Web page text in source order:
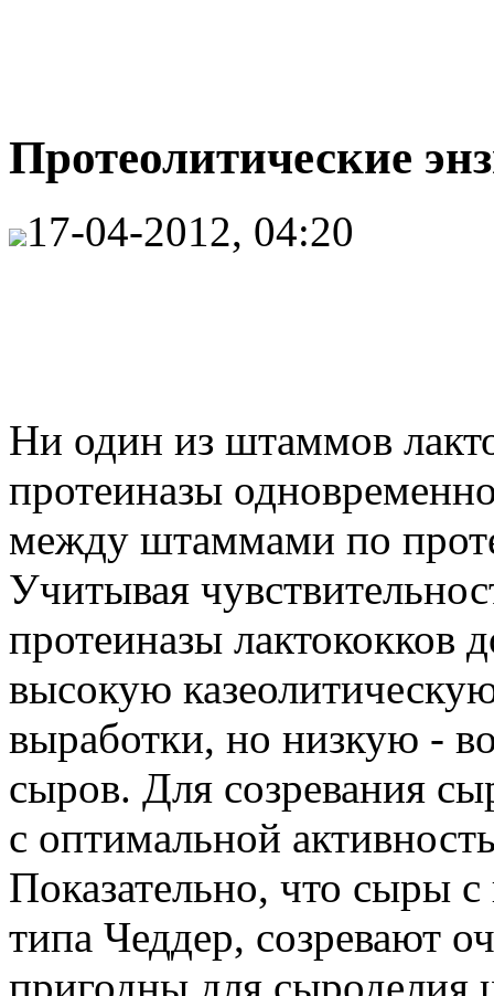
Протеолитические
17-04-2012, 04:20
Ни один из штаммов
протеиназы
между штаммами по
Учитывая
протеиназы лактококков
высокую
выработки, но низкую -
сыров. Для созревания
с оптимальной
Показательно, что сыры
типа Чеддер, созревают
пригодны для